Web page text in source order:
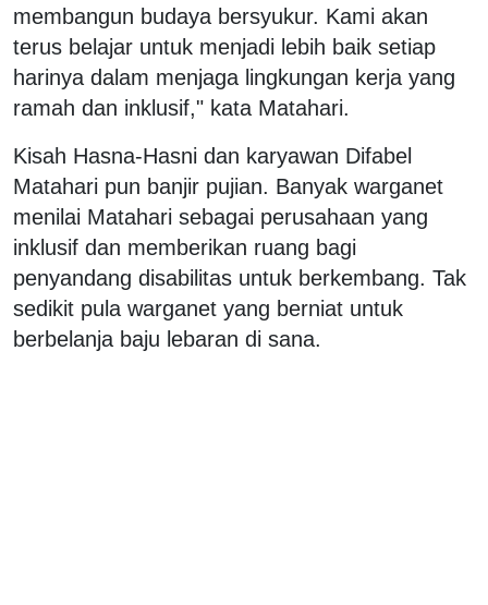
membangun budaya bersyukur. Kami akan
terus belajar untuk menjadi lebih baik setiap
harinya dalam menjaga lingkungan kerja yang
ramah dan inklusif," kata Matahari.
Kisah Hasna-Hasni dan karyawan Difabel
Matahari pun banjir pujian. Banyak warganet
menilai Matahari sebagai perusahaan yang
inklusif dan memberikan ruang bagi
penyandang disabilitas untuk berkembang. Tak
sedikit pula warganet yang berniat untuk
berbelanja baju lebaran di sana.